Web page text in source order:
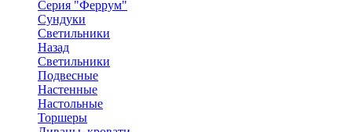
Серия "Феррум"
Сундуки
Светильники
Назад
Светильники
Подвесные
Настенные
Настольные
Торшеры